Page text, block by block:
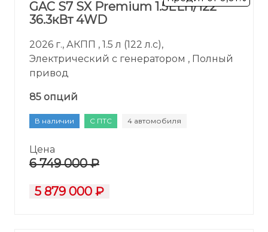
GAC S7 SX Premium 1.5ELH/122
36.3кВт 4WD
2026 г., АКПП , 1.5 л (122 л.с),
Электрический с генератором , Полный
привод
85 опций
В наличии С ПТС 4 автомобиля
Цена
6 749 000 ₽
5 879 000 ₽